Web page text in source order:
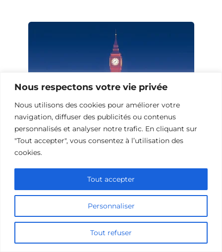
Nous respectons votre vie privée
Nous utilisons des cookies pour améliorer votre
navigation, diffuser des publicités ou contenus
personnalisés et analyser notre trafic. En cliquant sur
"Tout accepter", vous consentez à l’utilisation des
cookies.
Personnaliser
Tout refuser
Tout accepter
Films de science-fiction sur des
événements historiques